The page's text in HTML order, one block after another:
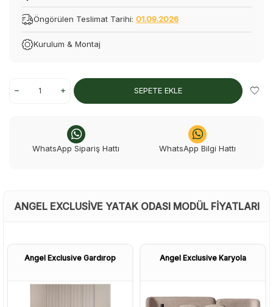
Öngörülen Teslimat Tarihi: 01.09.2026
Kurulum & Montaj
SEPETE EKLE
WhatsApp Sipariş Hattı WhatsApp Bilgi Hattı
ANGEL EXCLUSIVE YATAK ODASI MODÜL FIYATLARI
Angel Exclusive Gardırop Angel Exclusive Karyola